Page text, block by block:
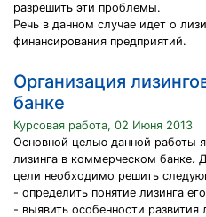
разрешить эти проблемы.
Речь в данном случае идет о
финансирования предприятий.
Организация
банке
Курсовая работа, 02 Июня 2013
Основной целью данной работы
лизинга в коммерческом банке.
цели необходимо решить
- определить понятие лизинга
- выявить особенности развития